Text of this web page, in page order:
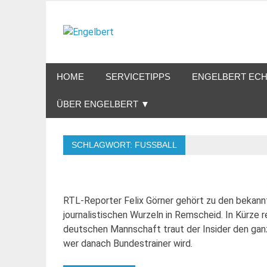
springen
HOME SERVICETIPPS ENGELBERT
ÜBER ENGELBERT ▼
SCHLAGWORT: FUSSBALL
RTL-Reporter Felix Görner gehört zu den
journalistischen Wurzeln in Remscheid. In
deutschen Mannschaft traut der Insider den
wer danach Bundestrainer wird.